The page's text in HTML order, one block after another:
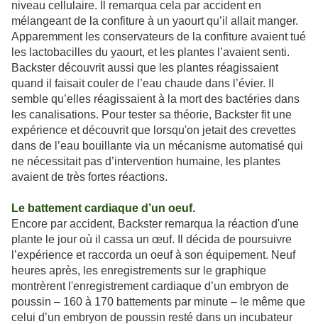
niveau cellulaire. Il remarqua cela par accident en
mélangeant de la confiture à un yaourt qu’il allait manger.
Apparemment les conservateurs de la confiture avaient tué
les lactobacilles du yaourt, et les plantes l’avaient senti.
Backster découvrit aussi que les plantes réagissaient
quand il faisait couler de l’eau chaude dans l’évier. Il
semble qu’elles réagissaient à la mort des bactéries dans
les canalisations. Pour tester sa théorie, Backster fit une
expérience et découvrit que lorsqu'on jetait des crevettes
dans de l’eau bouillante via un mécanisme automatisé qui
ne nécessitait pas d’intervention humaine, les plantes
avaient de très fortes réactions.
Le battement cardiaque d’un oeuf.
Encore par accident, Backster remarqua la réaction d'une
plante le jour où il cassa un œuf. Il décida de poursuivre
l’expérience et raccorda un oeuf à son équipement. Neuf
heures après, les enregistrements sur le graphique
montrèrent l'enregistrement cardiaque d’un embryon de
poussin – 160 à 170 battements par minute – le même que
celui d’un embryon de poussin resté dans un incubateur